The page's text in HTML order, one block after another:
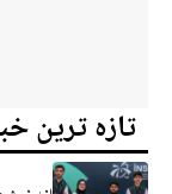
تازہ ترین